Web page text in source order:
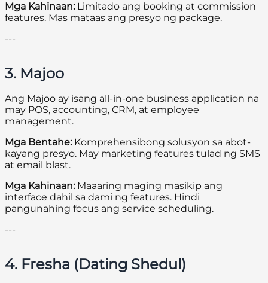
Mga Kahinaan:Limitado ang booking at commission
features. Mas mataas ang presyo ng package.
---
3. Majoo
Ang Majoo ay isang all-in-one business application na
may POS, accounting, CRM, at employee
management.
Mga Bentahe:Komprehensibong solusyon sa abot-
kayang presyo. May marketing features tulad ng SMS
at email blast.
Mga Kahinaan:Maaaring maging masikip ang
interface dahil sa dami ng features. Hindi
pangunahing focus ang service scheduling.
---
4. Fresha (Dating Shedul)